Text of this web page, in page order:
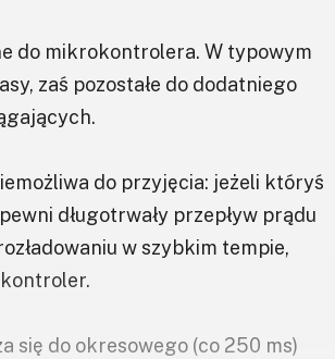
do mikrokontrolera. W typowym
zaś pozostałe do dodatniego
do przyjęcia: jeżeli któryś
długotrwały przepływ prądu
w szybkim tempie,
się do okresowego (co 250 ms)